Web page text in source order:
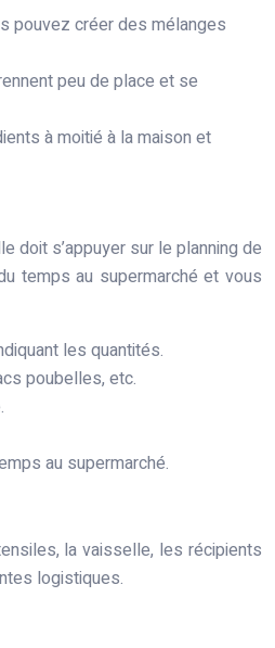
pouvez créer des mélanges
peu de place et se
à moitié à la maison et
doit s’appuyer sur le planning de
temps au supermarché et vous
les quantités.
poubelles, etc.
au supermarché.
la vaisselle, les récipients
logistiques.